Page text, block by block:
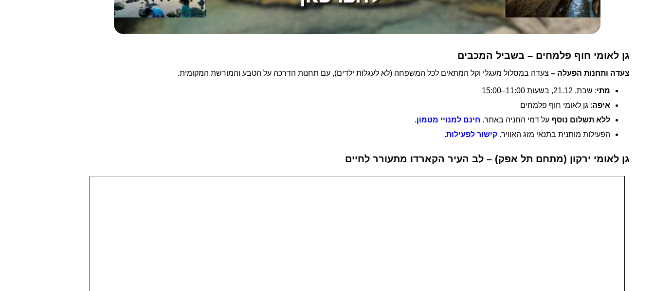
גן לאומי חוף פלמחים – בשביל המכבים
צעדה ותחנות הפעלה – צעדה במסלול מעגלי וקל המתאים לכל המשפחה (לא לעגלות ילדים), עם תחנות הדרכה על הטבע והמורשת המקומית.
מתי: שבת, 21.12, בשעות 11:00–15:00
איפה: גן לאומי חוף פלמחים
ללא תשלום נוסף על דמי החניה באתר. חינם למנויי מטמון.
הפעילות מותנית בתנאי מזג האוויר. קישור לפעילות.
גן לאומי ירקון (מתחם תל אפק) – לב העיר הקארדו מתעורר לחיים